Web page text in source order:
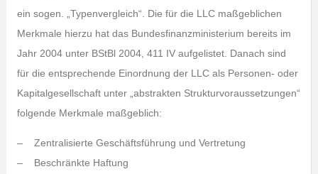
ein sogen. „Typenvergleich“. Die für die LLC maßgeblichen
Merkmale hierzu hat das Bundesfinanzministerium bereits im
Jahr 2004 unter BStBl 2004, 411 IV aufgelistet. Danach sind
für die entsprechende Einordnung der LLC als Personen- oder
Kapitalgesellschaft unter „abstrakten Strukturvoraussetzungen“
folgende Merkmale maßgeblich:
– Zentralisierte Geschäftsführung und Vertretung
– Beschränkte Haftung